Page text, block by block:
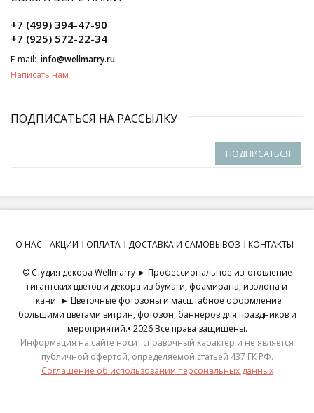
+7 (499) 394-47-90
+7 (925) 572-22-34
E-mail: info@wellmarry.ru
Написать нам
ПОДПИСАТЬСЯ НА РАССЫЛКУ
ПОДПИСАТЬСЯ
О НАС АКЦИИ ОПЛАТА ДОСТАВКА И САМОВЫВОЗ КОНТАКТЫ
© Студия декора Wellmarry ► Профессиональное изготовление
гигантских цветов и декора из бумаги, фоамирана, изолона и
ткани. ► Цветочные фотозоны и масштабное оформление
большими цветами витрин, фотозон, баннеров для праздников и
мероприятий.• 2026 Все права защищены.
Информация на сайте носит справочный характер и не является
публичной офертой, определяемой статьей 437 ГК РФ.
Соглашение об использовании персональных данных